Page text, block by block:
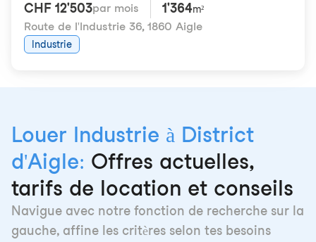
CHF 12'503par mois 1'364m²
Route de l'Industrie 36, 1860 Aigle
Industrie
Louer Industrie à District
d'Aigle: Offres actuelles,
tarifs de location et conseils
Navigue avec notre fonction de recherche sur la
gauche, affine les critères selon tes besoins